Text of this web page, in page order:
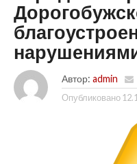
Автор: admin
Опубликовано